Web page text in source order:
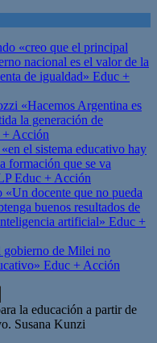
«creo que el principal
nacional es el valor de la
de igualdad» Educ +
«Hacemos Argentina es
la generación de
+ Acción
el sistema educativo hay
formación que se va
Educ + Acción
docente que no pueda
buenos resultados de
artificial» Educ +
de Milei no
Educ + Acción
la educación a partir de
Susana Kunzi